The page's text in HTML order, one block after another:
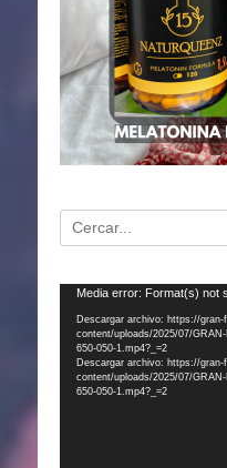
Buscar:
Reproductor
vídeo
Media error: Format(s) not
Descargar archivo: https://
content/uploads/2025/07/
650-050-1.mp4?_=2
Descargar archivo: https://
content/uploads/2025/07/
650-050-1.mp4?_=2